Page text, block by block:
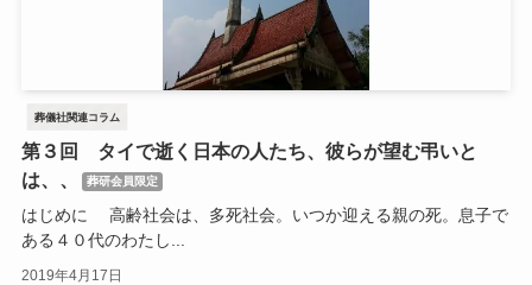
葬儀社関連コラム
第３回 タイで逝く日本の人たち、彼らが望む弔いと
は、、
葬研会員限定
はじめに 高齢社会は、多死社会。いつか迎える親の死。息子で
ある４０代のわたし...
2019年4月17日